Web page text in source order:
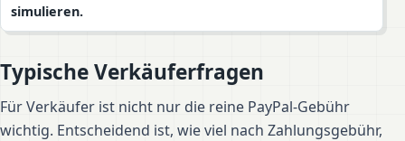
simulieren.
Typische Verkäuferfragen
Für Verkäufer ist nicht nur die reine PayPal-Gebühr
wichtig. Entscheidend ist, wie viel nach Zahlungsgebühr,